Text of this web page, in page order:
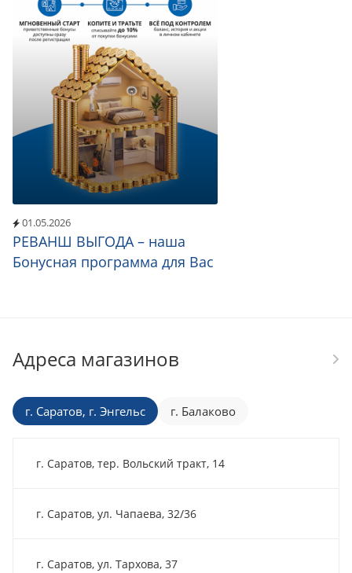
01.05.2026
РЕВАНШ ВЫГОДА – наша
Бонусная программа для Вас
Адреса магазинов
г. Саратов, г. Энгельс г. Балаково
г. Саратов, тер. Вольский тракт, 14
г. Саратов, ул. Чапаева, 32/36
г. Саратов, ул. Тархова, 37